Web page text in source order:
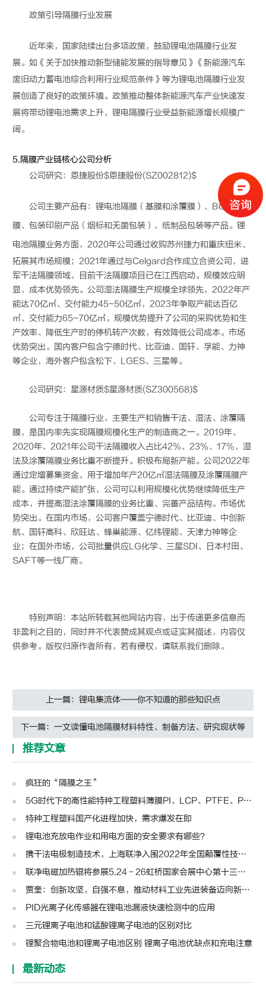
政策引导隔膜行业发展
近年来，国家陆续出台多项政策，鼓励锂电池隔膜行业发
展。如《关于加快推动新型储能发展的指导意见》《新能源汽车
废旧动力蓄电池综合利用行业规范条件》等为锂电池隔膜行业发
展创造了良好的政策环境。政策推动整体新能源汽车产业快速发
展将带动锂电池需求上升，锂电隔膜行业受益新能源增长规模广
阔。
5.隔膜产业链核心公司分析
公司研究：恩捷股份$恩捷股份(SZ002812)$
公司主要产品有：锂电池隔膜（基膜和涂覆膜）、BOPP薄
膜、包装印刷产品（烟标和无菌包装）、纸制品包装等产品。锂
电池隔膜业务方面，2020年公司通过收购苏州捷力和重庆纽米、
拓展其市场规模；2021年通过与Celgard合作成立合资公司，进
军干法隔膜领域，目前干法隔膜项目已在江西启动。规模效应明
显、成本优势领先。公司湿法隔膜生产规模全球领先，2022年产
能达70亿㎡、交付能力45~50亿㎡，2023年争取产能达百亿
㎡、交付能力65~70亿㎡。规模优势提升了公司的采购优势和生
产效率、降低生产时的停机转产次数，有效降低公司成本。市场
优势突出。国内客户包含宁德时代、比亚迪、国轩、孚能、力神
等企业，海外客户包含松下、LGES、三星等。
公司研究：星源材质$星源材质(SZ300568)$
公司专注于隔膜行业，主要生产和销售干法、湿法、涂覆隔
膜，是国内率先实现隔膜规模化生产的制造商之一。2019年、
2020年、2021年公司干法隔膜收入占比42%、23%、17%，湿
法及涂覆隔膜业务比重不断提升。积极布局新产能。公司2022年
通过定增募集资金，用于增加年产20亿㎡湿法隔膜及涂覆隔膜产
能。通过持续产能扩张，公司可以利用规模化优势继续降低生产
成本，并提高湿法涂覆隔膜的业务比重、完善产品结构。市场优
势突出。在国内市场，公司客户覆盖宁德时代、比亚迪、中创新
航、国轩高科、欣旺达、蜂巢能源、亿纬锂能、天津力神等企
业；在国外市场，公司批量供应LG化学、三星SDI、日本村田、
SAFT等一线厂商。
特别声明：本站所转载其他网站内容，出于传递更多信息而
非盈利之目的，同时并不代表赞成其观点或证实其描述，内容仅
供参考。版权归原作者所有，若有侵权，请联系我们删除。
上一篇：锂电集流体——你不知道的那些知识点
下一篇：一文读懂电池隔膜材料特性、制备方法、研究现状等
推荐文章
疯狂的“隔膜之王”
5G时代下的高性能特种工程塑料薄膜PI、LCP、PTFE、PPS、PEEK、PEN
特种工程塑料国产化进程加快，需求爆发在即
锂电池充放电作业和用电方面的安全要求有哪些？
携干法电极制造技术，上海联净入围2022年全国颠覆性技术创新大赛
联净电磁加热辊将参展5.24－26虹桥国家会展中心第十三届模切展
贾奎：创新攻坚，自强不息，推动材料工业先进装备迈向新高度 | 高转先锋人物
PID光离子化传感器在锂电池漏液快速检测中的应用
三元锂离子电池和锰酸锂离子电池的区别对比
锂聚合物电池和锂离子电池区别 锂离子电池优缺点和充电注意
最新动态